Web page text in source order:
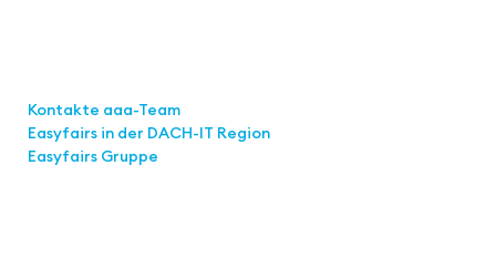
Kontakte aaa-Team
Easyfairs in der DACH-IT Region
Easyfairs Gruppe